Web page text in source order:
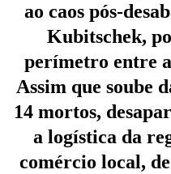
ao caos pós-
Kubitschek,
perímetro entre
Assim que soube
14 mortos,
a logística da
comércio local,